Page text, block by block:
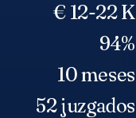
€ 12-22 K
94%
10 meses
52 juzgados